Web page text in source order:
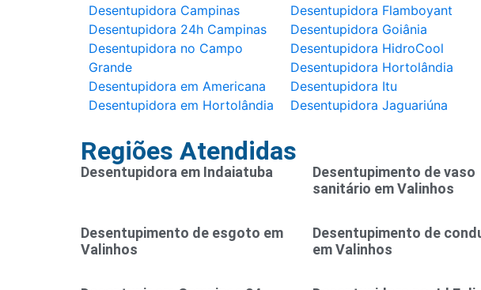
Desentupidora Campinas
Desentupidora 24h Campinas
Desentupidora no Campo
Grande
Desentupidora em Americana
Desentupidora em Hortolândia
Desentupidora Flamboyant
Desentupidora Goiânia
Desentupidora HidroCool
Desentupidora Hortolândia
Desentupidora Itu
Desentupidora Jaguariúna
Regiões Atendidas
Desentupidora em Indaiatuba
Desentupimento de vaso
sanitário em Valinhos
Desentupimento de esgoto em
Valinhos
Desentupimento de
em Valinhos